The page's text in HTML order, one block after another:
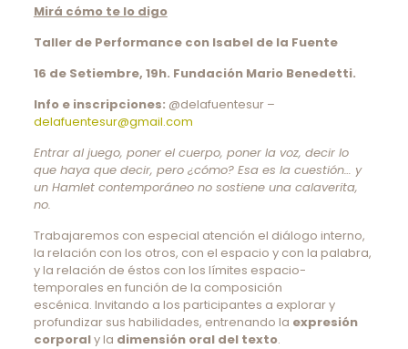
Mirá cómo te lo digo
Taller de Performance con Isabel de la Fuente
16 de Setiembre, 19h. Fundación Mario Benedetti.
Info e inscripciones: @delafuentesur –
delafuentesur@gmail.com
Entrar al juego, poner el cuerpo, poner la voz, decir lo
que haya que decir, pero ¿cómo? Esa es la cuestión… y
un Hamlet contemporáneo no sostiene una calaverita,
no.
Trabajaremos con especial atención el diálogo interno,
la relación con los otros, con el espacio y con la palabra,
y la relación de éstos con los límites espacio-
temporales en función de la composición
escénica. Invitando a los participantes a explorar y
profundizar sus habilidades, entrenando la expresión
corporaly la dimensión oral del texto.